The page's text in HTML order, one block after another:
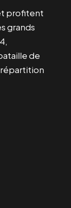
profitent
grands
de
répartition